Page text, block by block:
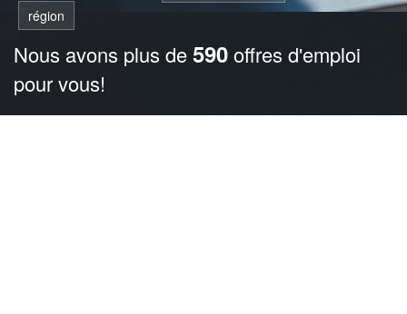
région
Nous avons plus de590offres d'emploi
pour vous!